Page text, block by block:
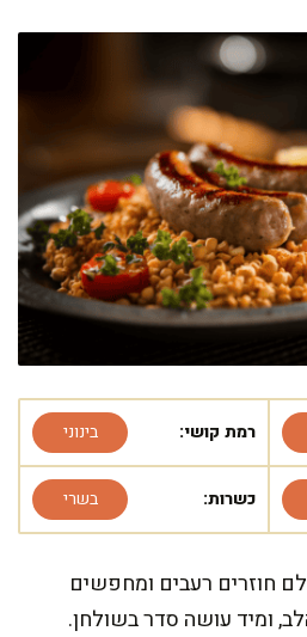
רמת קושי: בינוני
כשרות: בשרי
חוזרים רעבים ומחפשים
ומיד עושה סדר בשולחן.